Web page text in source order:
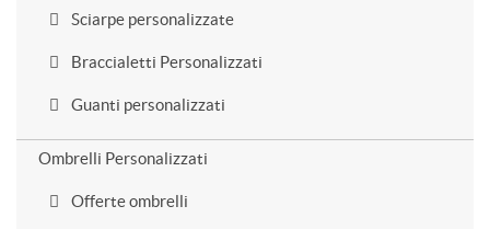
Sciarpe personalizzate
Braccialetti Personalizzati
Guanti personalizzati
Ombrelli Personalizzati
Offerte ombrelli